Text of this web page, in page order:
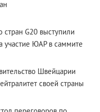
G20 выступили
участие ЮАР в саммите
Швейцарии
своей страны